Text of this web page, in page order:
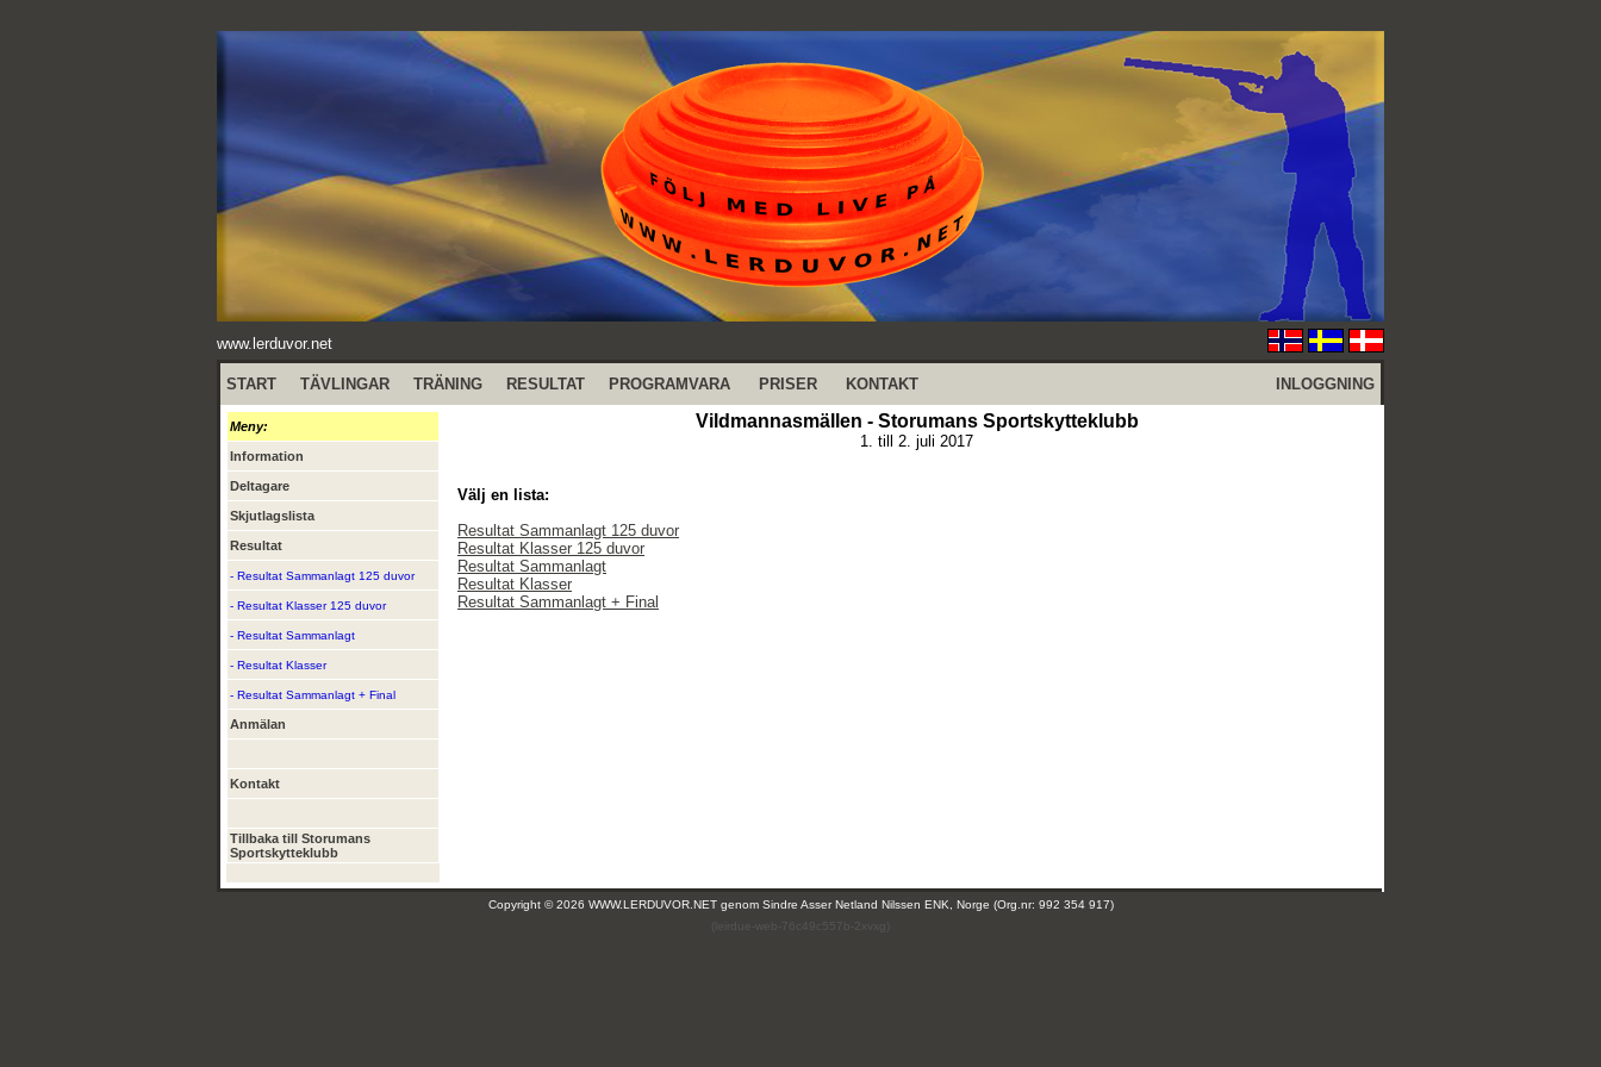
www.lerduvor.net
START TÄVLINGAR TRÄNING RESULTAT PROGRAMVARA PRISER KONTAKT INLOGGNING
Meny:
Information
Deltagare
Skjutlagslista
Resultat
- Resultat Sammanlagt 125 duvor
- Resultat Klasser 125 duvor
- Resultat Sammanlagt
- Resultat Klasser
- Resultat Sammanlagt + Final
Anmälan
Kontakt
Tillbaka till Storumans
Sportskytteklubb
Vildmannasmällen - Storumans Sportskytteklubb
1. till 2. juli 2017
Välj en lista:
Resultat Sammanlagt 125 duvor
Resultat Klasser 125 duvor
Resultat Sammanlagt
Resultat Klasser
Resultat Sammanlagt + Final
Copyright © 2026 WWW.LERDUVOR.NET genom Sindre Asser Netland Nilssen ENK, Norge (Org.nr: 992 354 917)
(leirdue-web-76c49c557b-2xvxg)